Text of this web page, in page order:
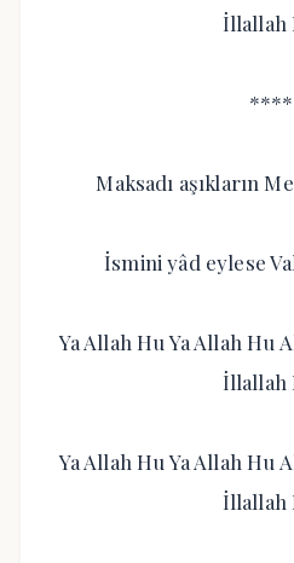
İllallah
****
Maksadı aşıkların
İsmini yâd eylese
Ya Allah Hu Ya Allah Hu
İllallah
Ya Allah Hu Ya Allah Hu
İllallah